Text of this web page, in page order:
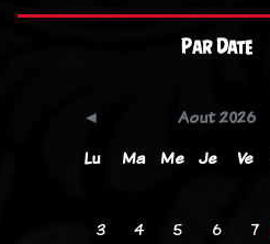
Par Date
Aout 2026
Lu
Ma Me Je Ve
3
4 5 6 7